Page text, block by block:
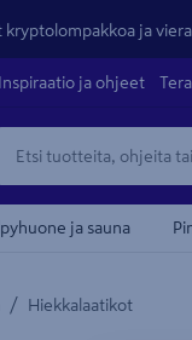
ja
Inspiraatio ja ohjeet
ja sauna
/ Hiekkalaatikot